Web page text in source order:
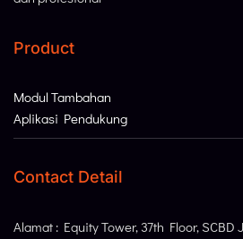
Product
Modul Tambahan
Aplikasi Pendukung
Contact Detail
Alamat : Equity Tower, 37th Floor, SCBD